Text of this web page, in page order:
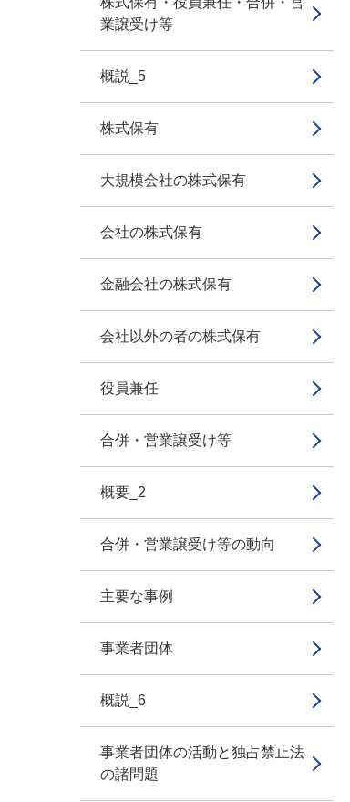
業譲受け等
概説_5
株式保有
大規模会社の株式保有
会社の株式保有
金融会社の株式保有
会社以外の者の株式保有
役員兼任
合併・営業譲受け等
概要_2
合併・営業譲受け等の動向
主要な事例
事業者団体
概説_6
事業者団体の活動と独占禁止法
の諸問題